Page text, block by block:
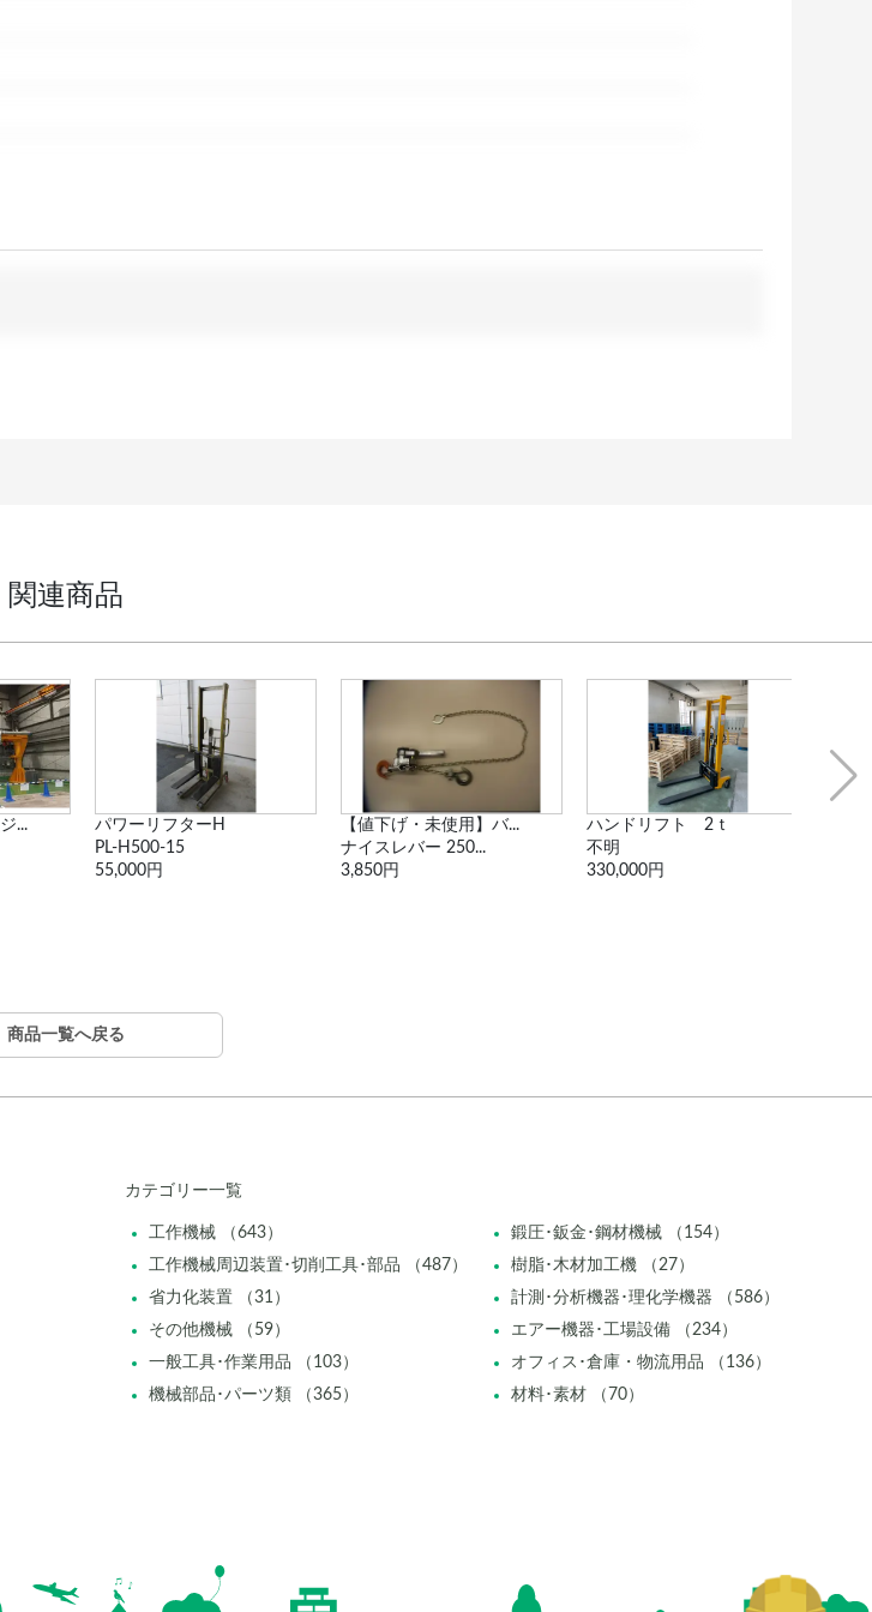
関連商品
【値下げ・未使用】バ...
ナイスレバー 250...
3,850円
ハンドリフト 2ｔ
不明
330,000円
スペシャルワゴン
SPU-2T1
2,200円
商品一覧へ戻る
カテゴリー一覧
工作機械 （643）
鍛圧･鈑金･鋼材機械 （154）
工作機械周辺装置･切削工具･部品 （487）
樹脂･木材加工機 （27）
省力化装置 （31）
計測･分析機器･理化学機器 （586）
その他機械 （59）
エアー機器･工場設備 （234）
一般工具･作業用品 （103）
オフィス･倉庫・物流用品 （136）
機械部品･パーツ類 （365）
材料･素材 （70）